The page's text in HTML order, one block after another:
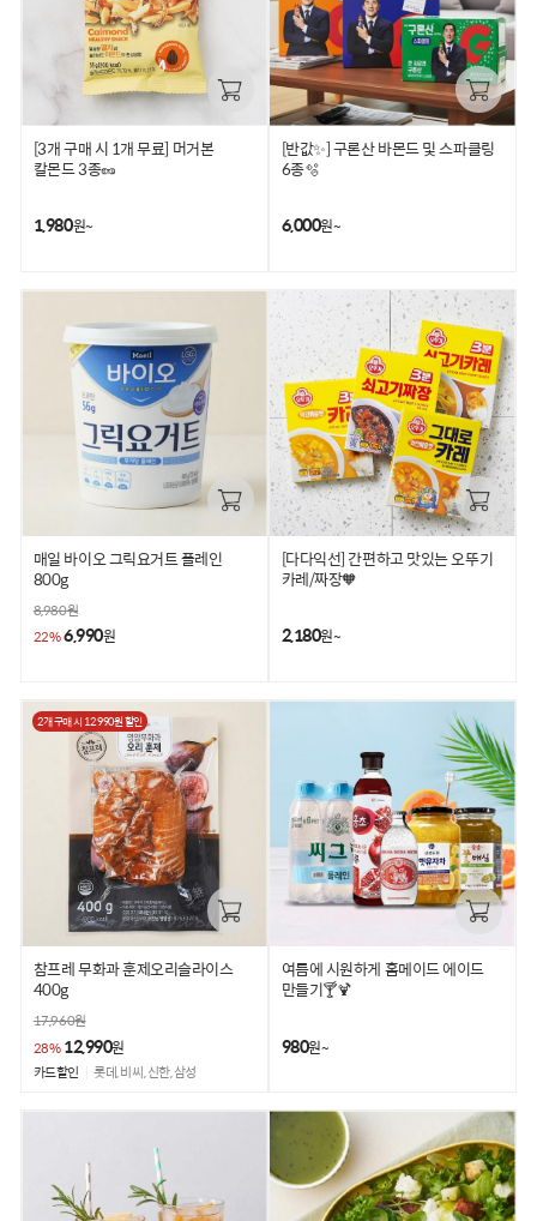
[3개 구매 시 1개 무료] 머거본
칼몬드 3종🥜
1,980원~
[반값✨] 구론산 바몬드 및 스파클링
6종🫧
6,000원~
매일 바이오 그릭요거트 플레인
800g
8,980원
22%6,990원
[다다익선] 간편하고 맛있는 오뚜기
카레/짜장🧡
2,180원~
2개 구매 시 12,990원 할인
참프레 무화과 훈제오리슬라이스
400g
17,960원
28% 12,990원
카드할인 롯데, 비씨, 신한, 삼성
여름에 시원하게 홈메이드 에이드
만들기🍸🍹
980원~